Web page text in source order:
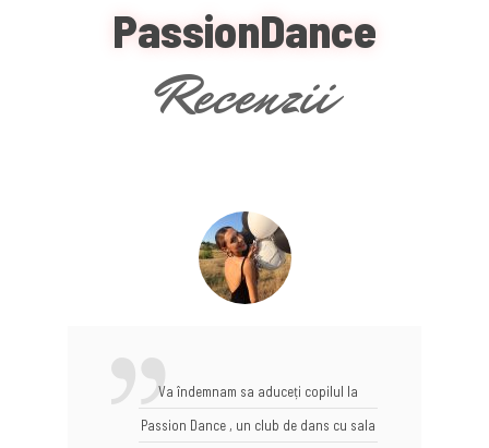
PassionDance
Recenzii
Va îndemnam sa aduceți copilul la
Passion Dance , un club de dans cu sala